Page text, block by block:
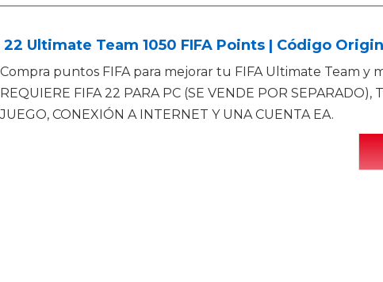
22 Ultimate Team 1050 FIFA Points | Código
Compra puntos FIFA para mejorar tu FIFA Ultimate Team y
REQUIERE FIFA 22 PARA PC (SE VENDE POR SEPARADO),
JUEGO, CONEXIÓN A INTERNET Y UNA CUENTA EA.